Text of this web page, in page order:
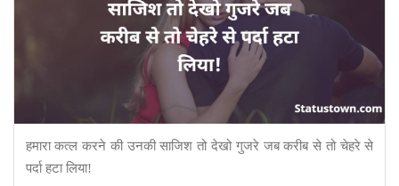
हमारा कत्ल करने की उनकी साजिश तो देखो गुजरे जब करीब से तो चेहरे से
पर्दा हटा लिया!